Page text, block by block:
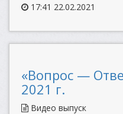
17:41 22.02.2021
«Вопрос —
2021 г.
Видео выпуск